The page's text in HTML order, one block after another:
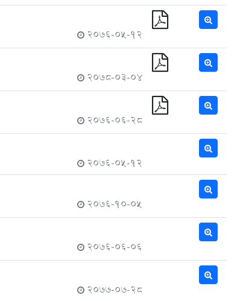
2076-05-12
2078-03-04
2076-06-28
2076-05-12
2076-10-05
2076-06-06
2077-07-28